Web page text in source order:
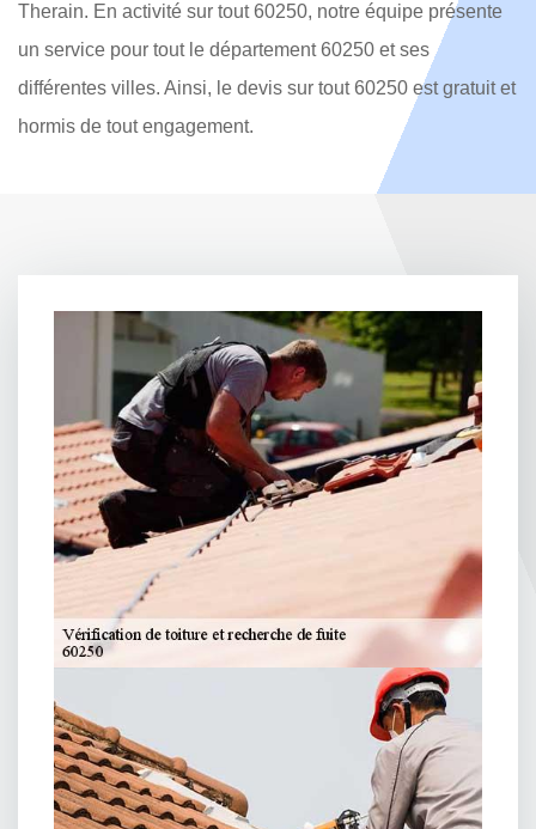
Therain. En activité sur tout 60250, notre équipe présente
un service pour tout le département 60250 et ses
différentes villes. Ainsi, le devis sur tout 60250 est gratuit et
hormis de tout engagement.